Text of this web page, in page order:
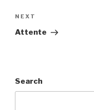
Next
Post
NEXT
Attente
Search